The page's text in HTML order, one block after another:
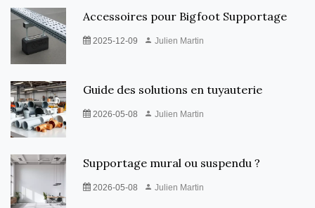
Accessoires pour Bigfoot Supportage
2025-12-09 Julien Martin
Guide des solutions en tuyauterie
2026-05-08 Julien Martin
Supportage mural ou suspendu ?
2026-05-08 Julien Martin